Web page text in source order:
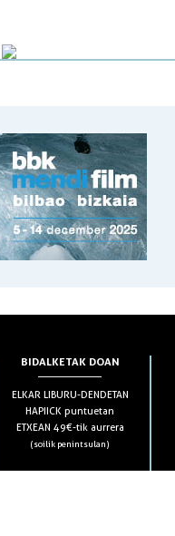
BIDALKETAK DOAN
ELKAR LIBURU-DENDETAN
HAPIICK puntuetan
ETXEAN 49€-tik aurrera
(soilik penintsulan)